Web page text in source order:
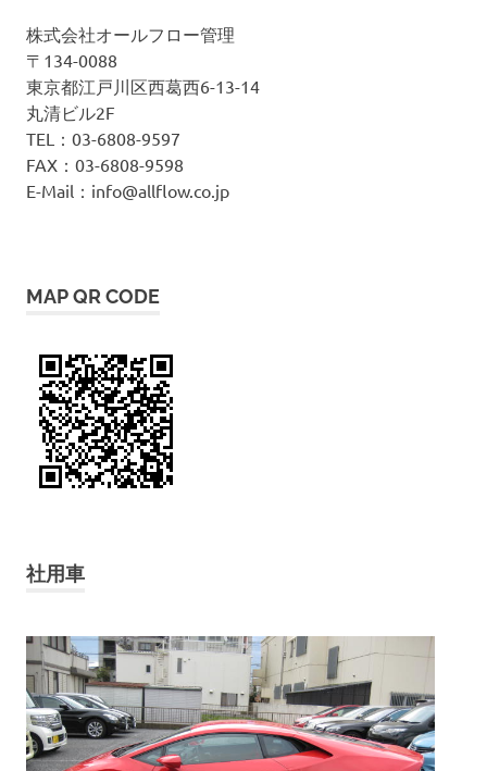
株式会社オールフロー管理
〒134-0088
東京都江戸川区西葛西6-13-14
丸清ビル2F
TEL：03-6808-9597
FAX：03-6808-9598
E-Mail：info@allflow.co.jp
MAP QR CODE
社用車